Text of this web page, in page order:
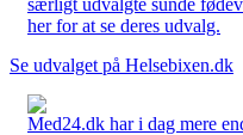
her for at se deres udvalg.
Se udvalget på Helsebixen.dk
Med24.dk har i dag mere